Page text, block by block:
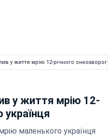
у життя мрію 12-річного
у життя мрію 12-
українця
маленького українця